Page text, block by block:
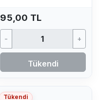
95,00 TL
- +
Tükendi
Tükendi